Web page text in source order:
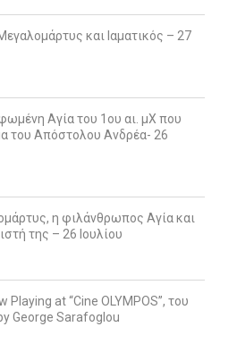
και Ιαματικός – 27
Αγία του 1ου αι. μΧ που
του Απόστολου Ανδρέα- 26
η φιλάνθρωπος Αγία και
της – 26 Ιουλίου
at “Cine OLYMPOS”, του
George Sarafoglou